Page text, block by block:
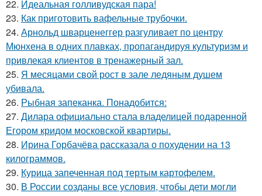
22. Идеальная голливудская пара!
23. Как приготовить вафельные трубочки.
24. Арнольд шварценеггер разгуливает по центру
Мюнхена в одних плавках, пропагандируя культуризм и
привлекая клиентов в тренажерный зал.
25. Я месяцами свой рост в зале ледяным душем
убивала.
26. Рыбная запеканка. Понадобится:
27. Дилара официально стала владелицей подаренной
Егором кридом московской квартиры.
28. Ирина Горбачёва рассказала о похудении на 13
килограммов.
29. Курица запеченная под тертым картофелем.
30. В России созданы все условия, чтобы дети могли